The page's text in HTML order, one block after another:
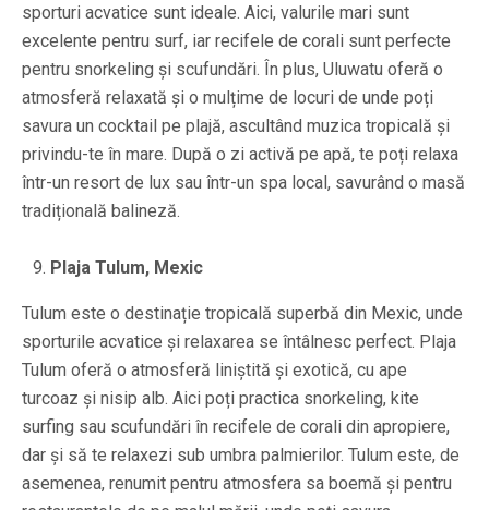
sporturi acvatice sunt ideale. Aici, valurile mari sunt
excelente pentru surf, iar recifele de corali sunt perfecte
pentru snorkeling și scufundări. În plus, Uluwatu oferă o
atmosferă relaxată și o mulțime de locuri de unde poți
savura un cocktail pe plajă, ascultând muzica tropicală și
privindu-te în mare. După o zi activă pe apă, te poți relaxa
într-un resort de lux sau într-un spa local, savurând o masă
tradițională balineză.
Plaja Tulum, Mexic
Tulum este o destinație tropicală superbă din Mexic, unde
sporturile acvatice și relaxarea se întâlnesc perfect. Plaja
Tulum oferă o atmosferă liniștită și exotică, cu ape
turcoaz și nisip alb. Aici poți practica snorkeling, kite
surfing sau scufundări în recifele de corali din apropiere,
dar și să te relaxezi sub umbra palmierilor. Tulum este, de
asemenea, renumit pentru atmosfera sa boemă și pentru